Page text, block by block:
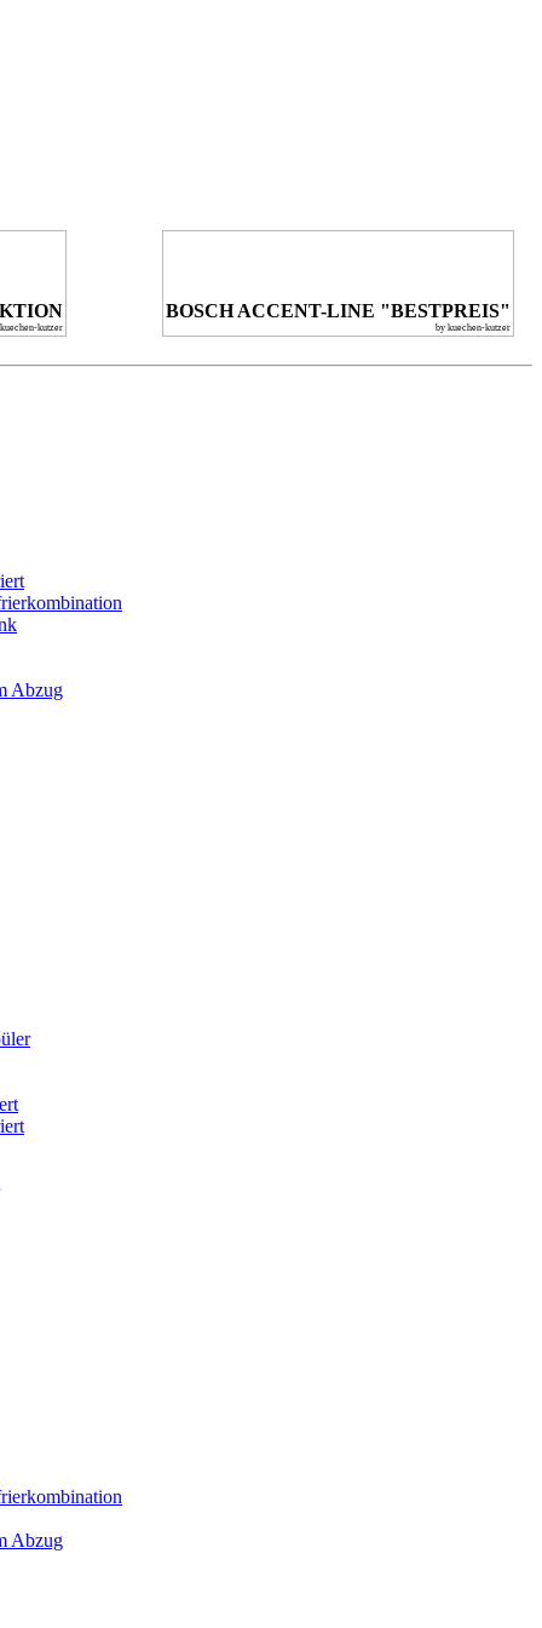
kutzer
BOSCH ACCENT-LINE "BESTPREIS"
by kuechen-kutzer
Abzug
Abzug